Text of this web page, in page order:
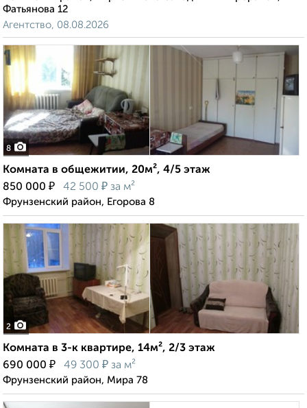
Фатьянова 12
Агентство, 08.08.2026
8
Комната в общежитии, 20м², 4/5 этаж
850 000 ₽ 42 500 ₽ за м²
Фрунзенский район, Егорова 8
2
Комната в 3-к квартире, 14м², 2/3 этаж
690 000 ₽ 49 300 ₽ за м²
Фрунзенский район, Мира 78